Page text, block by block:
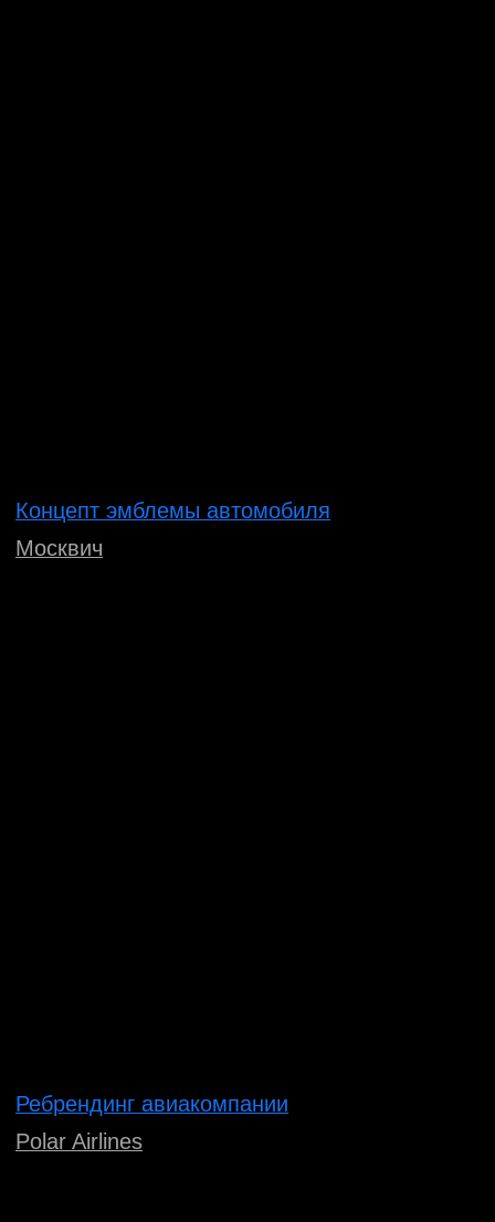
Нейминг и упаковка доставки еды